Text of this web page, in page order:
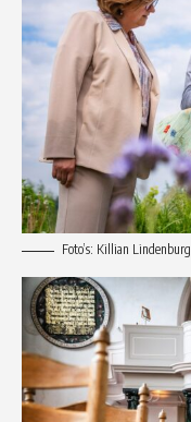
Foto’s: Killian Lindenburg